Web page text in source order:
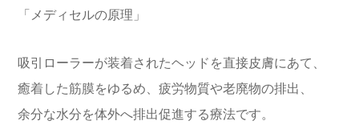
「メディセルの原理」
吸引ローラーが装着されたヘッドを直接皮膚にあて、
癒着した筋膜をゆるめ、疲労物質や老廃物の排出、
余分な水分を体外へ排出促進する療法です。